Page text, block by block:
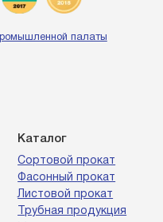
Каталог
Сортовой прокат
Фасонный прокат
Листовой прокат
Трубная продукция
палаты